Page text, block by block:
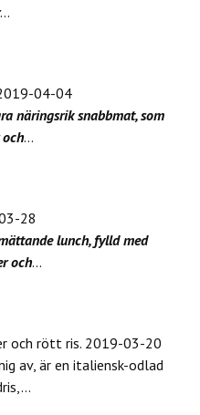
...
04-04
näringsrik snabbmat, som
...
28
lunch, fylld med
och...
och rött ris. 2019-03-20
av, är en italiensk-odlad